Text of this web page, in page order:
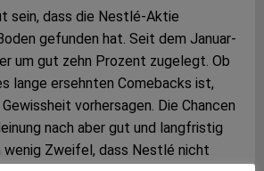
sein, dass die Nestlé-Aktie
gefunden hat. Seit dem Januar-
um gut zehn Prozent zugelegt. Ob
lange ersehnten Comebacks ist,
vorhersagen. Die Chancen
nach aber gut und langfristig
wenig Zweifel, dass Nestlé nicht